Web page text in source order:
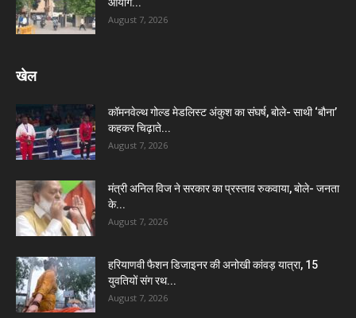
August 7, 2026
खेल
कॉमनवेल्थ गोल्ड मेडलिस्ट अंकुश का संघर्ष, बोले- साथी ‘बौना’
कहकर चिढ़ाते...
August 7, 2026
मंत्री अनिल विज ने सरकार का प्रस्ताव रुकवाया, बोले- जनता
के...
August 7, 2026
हरियाणवी फैशन डिजाइनर की अनोखी कांवड़ यात्रा, 15
युवतियों संग रथ...
August 7, 2026